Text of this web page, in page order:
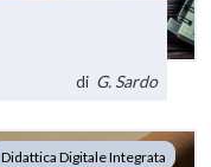
di G. Sardo
Didattica Digitale Integrata